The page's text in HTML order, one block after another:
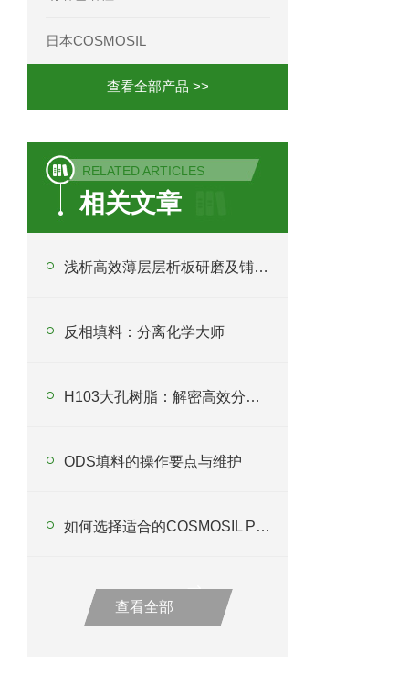
日本COSMOSIL
查看全部产品 >>
RELATED ARTICLES
相关文章
浅析高效薄层层析板研磨及铺板要求
反相填料：分离化学大师
H103大孔树脂：解密高效分离纯化新利器
ODS填料的操作要点与维护
如何选择适合的COSMOSIL PBR色谱柱以优化分析过程？
查看全部